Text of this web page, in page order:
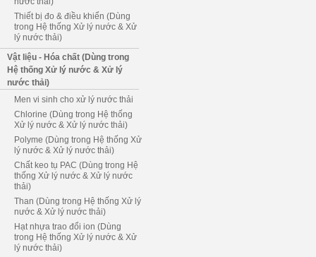
Thiết bị đo & điều khiển (Dùng
trong Hệ thống Xử lý nước & Xử
lý nước thải)
Vật liệu - Hóa chất (Dùng trong
Hệ thống Xử lý nước & Xử lý
nước thải)
Men vi sinh cho xử lý nước thải
Chlorine (Dùng trong Hệ thống
Xử lý nước & Xử lý nước thải)
Polyme (Dùng trong Hệ thống Xử
lý nước & Xử lý nước thải)
Chất keo tụ PAC (Dùng trong Hệ
thống Xử lý nước & Xử lý nước
thải)
Than (Dùng trong Hệ thống Xử lý
nước & Xử lý nước thải)
Hạt nhựa trao đổi ion (Dùng
trong Hệ thống Xử lý nước & Xử
lý nước thải)